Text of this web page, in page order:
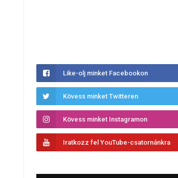
Like-olj minket Facebookon
Kövess minket Twitteren
Kövess minket Instagramon
Iratkozz fel YouTube-csatornánkra